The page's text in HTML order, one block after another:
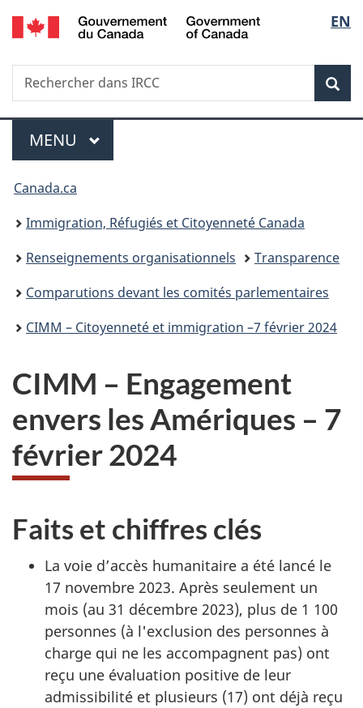
Passer
au
Passer
à
du
Passer
à
simplifiée
de
la
EN
Recherche
Rechercher
dans
Menu
MENU PRINCIPAL
Vous
êtes
ici :
Canada.ca
Immigration, Réfugiés et Citoyenneté Canada
Renseignements organisationnels
Transparence
Comparutions devant les comités parlementaires
CIMM – Citoyenneté et immigration –7 février 2024
CIMM – Engagement
envers les Amériques – 7
février 2024
Faits et chiffres clés
La voie d’accès humanitaire a été lancé le
17 novembre 2023. Après seulement un
mois (au 31 décembre 2023), plus de 1 100
personnes (à l'exclusion des personnes à
charge qui ne les accompagnent pas) ont
reçu une évaluation positive de leur
admissibilité et plusieurs (17) ont déjà reçu